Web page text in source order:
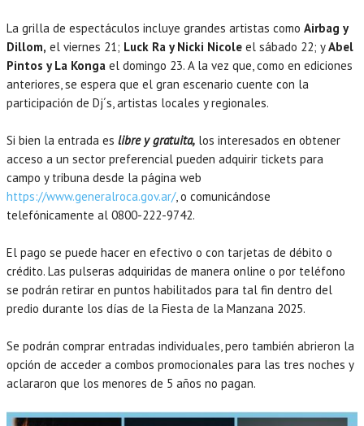
La grilla de espectáculos incluye grandes artistas como Airbag y
Dillom, el viernes 21; Luck Ra y Nicki Nicole el sábado 22; yAbel
Pintos y La Konga el domingo 23. A la vez que, como en ediciones
anteriores, se espera que el gran escenario cuente con la
participación de Dj´s, artistas locales y regionales.
Si bien la entrada es libre y gratuita, los interesados en obtener
acceso a un sector preferencial pueden adquirir tickets para
campo y tribuna desde la página web
https://www.generalroca.gov.ar/, o comunicándose
telefónicamente al 0800-222-9742.
El pago se puede hacer en efectivo o con tarjetas de débito o
crédito. Las pulseras adquiridas de manera online o por teléfono
se podrán retirar en puntos habilitados para tal fin dentro del
predio durante los días de la Fiesta de la Manzana 2025.
Se podrán comprar entradas individuales, pero también abrieron la
opción de acceder a combos promocionales para las tres noches y
aclararon que los menores de 5 años no pagan.